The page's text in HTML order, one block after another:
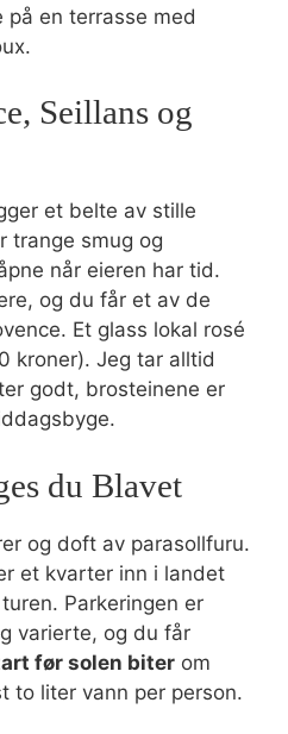
på en terrasse med
Seillans og
et belte av stille
trange smug og
når eieren har tid.
og du får et av de
Et glass lokal rosé
kroner). Jeg tar alltid
godt, brosteinene er
du Blavet
og doft av parasollfuru.
et kvarter inn i landet
Parkeringen er
varierte, og du får
før solen biter om
to liter vann per person.